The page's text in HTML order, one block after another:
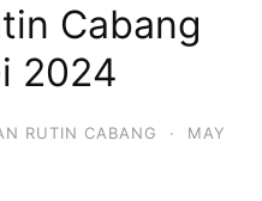
Cabang
2024
RUTIN CABANG ·
MAY